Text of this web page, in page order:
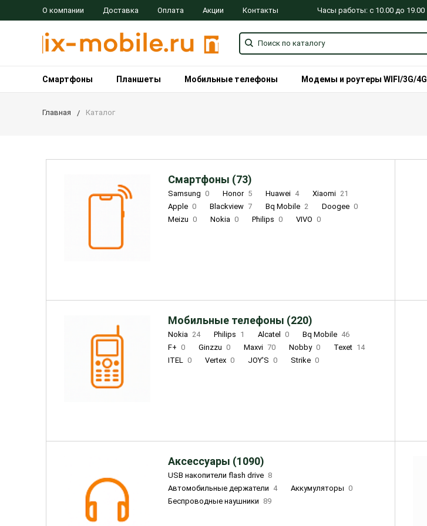
О компании Доставка Оплата Акции Контакты Часы работы: с 10.00 до 19.00
Смартфоны Планшеты Мобильные телефоны Модемы и роутеры WIFI/3G/4G
Главная Каталог
Смартфоны (73)
Samsung 0 Honor 5 Huawei 4 Xiaomi 21
Apple 0 Blackview 7 Bq Mobile 2 Doogee 0
Meizu 0 Nokia 0 Philips 0 VIVO 0
Мобильные телефоны (220)
Nokia 24 Philips 1 Alcatel 0 Bq Mobile 46
F+ 0 Ginzzu 0 Maxvi 70 Nobby 0 Texet 14
ITEL 0 Vertex 0 JOY'S 0 Strike 0
Аксессуары (1090)
USB накопители flash drive 8
Автомобильные держатели 4 Аккумуляторы 0
Беспроводные наушники 89